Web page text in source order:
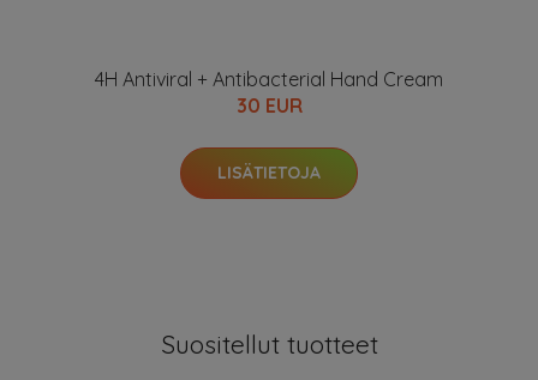
4H Antiviral + Antibacterial Hand Cream
30 EUR
LISÄTIETOJA
Suositellut tuotteet